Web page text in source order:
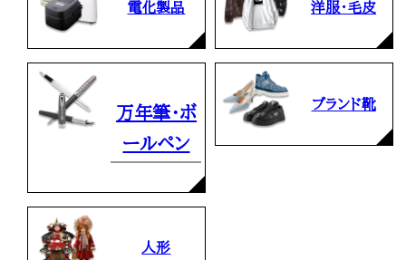
電化製品 洋服・毛皮
万年筆・ボ
ールペン
ブランド靴
人形